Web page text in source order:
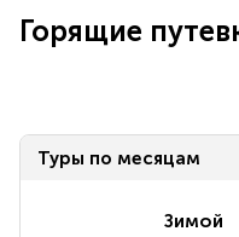
Горящие
Туры по месяцам
Зимой